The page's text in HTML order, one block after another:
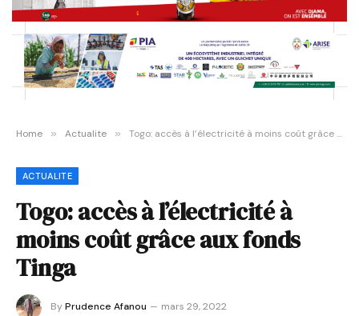
Home » Actualite » Togo: accès à l’électricité à moins coût grâce aux fonds Tinga
ACTUALITE
Togo: accès à l’électricité à
moins coût grâce aux fonds
Tinga
ByPrudence Afanou
mars 29, 2022